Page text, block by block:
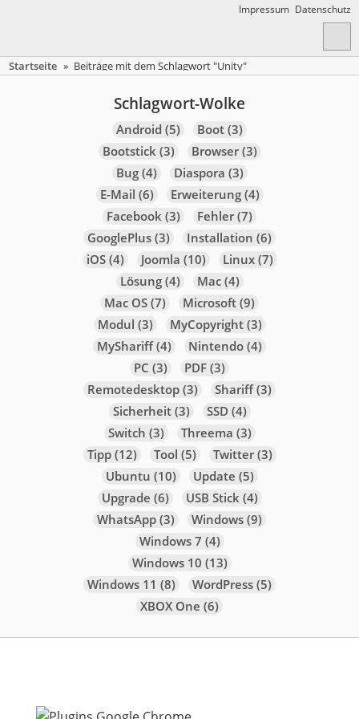
Impressum Datenschutz
Startseite » Beiträge mit dem Schlagwort "Unity"
Schlagwort-Wolke
Android (5) Boot(3)
Bootstick(3) Browser(3)
Bug(4) Diaspora (3)
E-Mail (6) Erweiterung(4)
Facebook(3) Fehler(7)
GooglePlus(3) Installation (6)
iOS(4) Joomla (10) Linux(7)
Lösung(4) Mac(4)
Mac OS(7) Microsoft(9)
Modul (3) MyCopyright(3)
MyShariff(4) Nintendo(4)
PC (3) PDF(3)
Remotedesktop(3) Shariff(3)
Sicherheit(3) SSD (4)
Switch (3) Threema (3)
Tipp(12) Tool (5) Twitter(3)
Ubuntu (10) Update (5)
Upgrade (6) USB Stick(4)
WhatsApp(3) Windows(9)
Windows 7 (4)
Windows 10 (13)
Windows 11 (8) WordPress(5)
XBOX One (6)